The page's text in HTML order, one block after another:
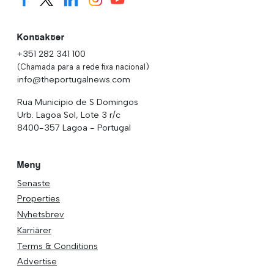
Kontakter
+351 282 341 100
(Chamada para a rede fixa nacional)
info@theportugalnews.com
Rua Municipio de S Domingos
Urb. Lagoa Sol, Lote 3 r/c
8400-357 Lagoa - Portugal
Meny
Senaste
Properties
Nyhetsbrev
Karriärer
Terms & Conditions
Advertise